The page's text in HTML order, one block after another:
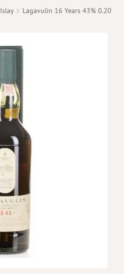
Islay Lagavulin 16 Years 43% 0.20